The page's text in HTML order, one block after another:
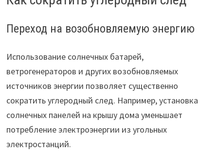
Переход на возобновляемую энергию
Использование солнечных батарей,
ветрогенераторов и других возобновляемых
источников энергии позволяет существенно
сократить углеродный след. Например, установка
солнечных панелей на крышу дома уменьшает
потребление электроэнергии из угольных
электростанций.